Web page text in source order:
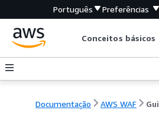
Português Preferências
Conceitos básicos
Documentação AWS WAF